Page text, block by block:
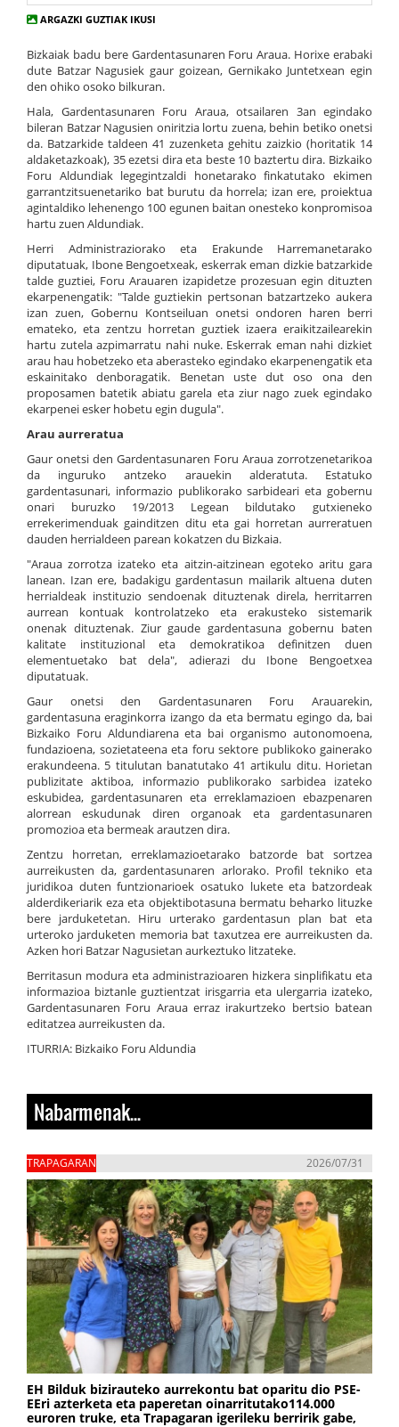
ARGAZKI GUZTIAK IKUSI
Bizkaiak badu bere Gardentasunaren Foru Araua. Horixe erabaki
dute Batzar Nagusiek gaur goizean, Gernikako Juntetxean egin
den ohiko osoko bilkuran.
Hala, Gardentasunaren Foru Araua, otsailaren 3an egindako
bileran Batzar Nagusien oniritzia lortu zuena, behin betiko onetsi
da. Batzarkide taldeen 41 zuzenketa gehitu zaizkio (horitatik 14
aldaketazkoak), 35 ezetsi dira eta beste 10 baztertu dira. Bizkaiko
Foru Aldundiak legegintzaldi honetarako finkatutako ekimen
garrantzitsuenetariko bat burutu da horrela; izan ere, proiektua
agintaldiko lehenengo 100 egunen baitan onesteko konpromisoa
hartu zuen Aldundiak.
Herri Administraziorako eta Erakunde Harremanetarako
diputatuak, Ibone Bengoetxeak, eskerrak eman dizkie batzarkide
talde guztiei, Foru Arauaren izapidetze prozesuan egin dituzten
ekarpenengatik: "Talde guztiekin pertsonan batzartzeko aukera
izan zuen, Gobernu Kontseiluan onetsi ondoren haren berri
emateko, eta zentzu horretan guztiek izaera eraikitzailearekin
hartu zutela azpimarratu nahi nuke. Eskerrak eman nahi dizkiet
arau hau hobetzeko eta aberasteko egindako ekarpenengatik eta
eskainitako denboragatik. Benetan uste dut oso ona den
proposamen batetik abiatu garela eta ziur nago zuek egindako
ekarpenei esker hobetu egin dugula".
Arau aurreratua
Gaur onetsi den Gardentasunaren Foru Araua zorrotzenetarikoa
da inguruko antzeko arauekin alderatuta. Estatuko
gardentasunari, informazio publikorako sarbideari eta gobernu
onari buruzko 19/2013 Legean bildutako gutxieneko
errekerimenduak gainditzen ditu eta gai horretan aurreratuen
dauden herrialdeen parean kokatzen du Bizkaia.
"Araua zorrotza izateko eta aitzin-aitzinean egoteko aritu gara
lanean. Izan ere, badakigu gardentasun mailarik altuena duten
herrialdeak instituzio sendoenak dituztenak direla, herritarren
aurrean kontuak kontrolatzeko eta erakusteko sistemarik
onenak dituztenak. Ziur gaude gardentasuna gobernu baten
kalitate instituzional eta demokratikoa definitzen duen
elementuetako bat dela", adierazi du Ibone Bengoetxea
diputatuak.
Gaur onetsi den Gardentasunaren Foru Arauarekin,
gardentasuna eraginkorra izango da eta bermatu egingo da, bai
Bizkaiko Foru Aldundiarena eta bai organismo autonomoena,
fundazioena, sozietateena eta foru sektore publikoko gainerako
erakundeena. 5 titulutan banatutako 41 artikulu ditu. Horietan
publizitate aktiboa, informazio publikorako sarbidea izateko
eskubidea, gardentasunaren eta erreklamazioen ebazpenaren
alorrean eskudunak diren organoak eta gardentasunaren
promozioa eta bermeak arautzen dira.
Zentzu horretan, erreklamazioetarako batzorde bat sortzea
aurreikusten da, gardentasunaren arlorako. Profil tekniko eta
juridikoa duten funtzionarioek osatuko lukete eta batzordeak
alderdikeriarik eza eta objektibotasuna bermatu beharko lituzke
bere jarduketetan. Hiru urterako gardentasun plan bat eta
urteroko jarduketen memoria bat taxutzea ere aurreikusten da.
Azken hori Batzar Nagusietan aurkeztuko litzateke.
Berritasun modura eta administrazioaren hizkera sinplifikatu eta
informazioa biztanle guztientzat irisgarria eta ulergarria izateko,
Gardentasunaren Foru Araua erraz irakurtzeko bertsio batean
editatzea aurreikusten da.
ITURRIA: Bizkaiko Foru Aldundia
Nabarmenak...
TRAPAGARAN 2026/07/31
EH Bilduk bizirauteko aurrekontu bat oparitu dio PSE-
EEri azterketa eta paperetan oinarritutako114.000
euroren truke, eta Trapagaran igerileku berririk gabe,